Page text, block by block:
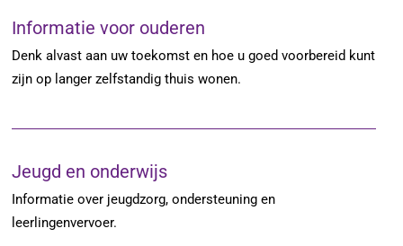
Informatie voor ouderen
Denk alvast aan uw toekomst en hoe u goed voorbereid kunt
zijn op langer zelfstandig thuis wonen.
Jeugd en onderwijs
Informatie over jeugdzorg, ondersteuning en
leerlingenvervoer.